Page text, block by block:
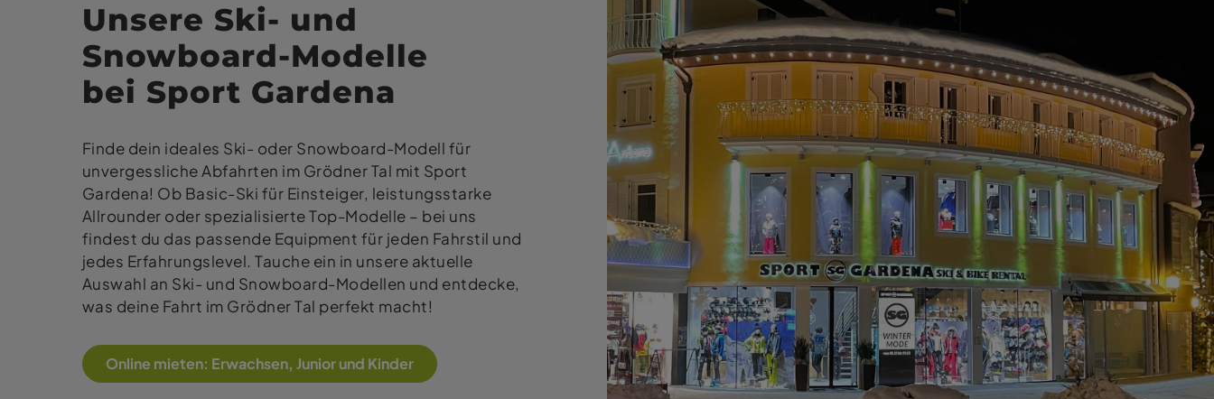
Unsere Ski- und
Snowboard-Modelle
bei Sport Gardena
Finde dein ideales Ski- oder Snowboard-Modell für
unvergessliche Abfahrten im Grödner Tal mit Sport
Gardena! Ob Basic-Ski für Einsteiger, leistungsstarke
Allrounder oder spezialisierte Top-Modelle – bei uns
findest du das passende Equipment für jeden Fahrstil und
jedes Erfahrungslevel. Tauche ein in unsere aktuelle
Auswahl an Ski- und Snowboard-Modellen und entdecke,
was deine Fahrt im Grödner Tal perfekt macht!
Online mieten: Erwachsen, Junior und Kinder